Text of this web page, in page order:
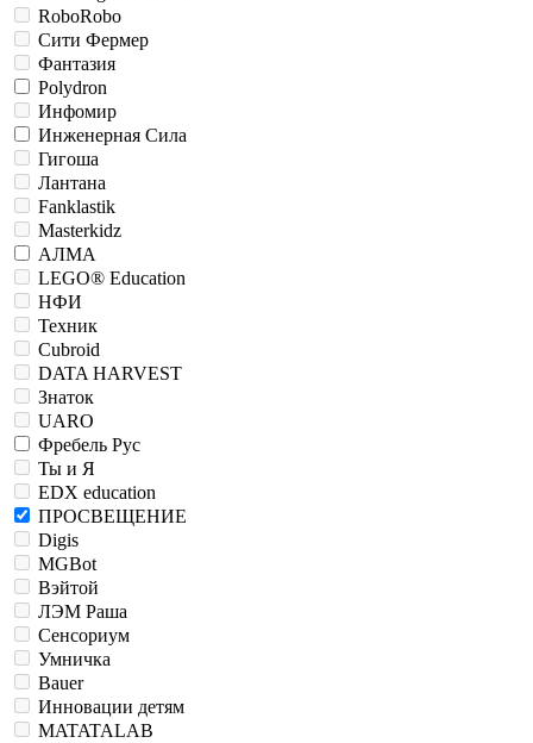
RoboRobo
Сити Фермер
Фантазия
Polydron
Инфомир
Инженерная Сила
Гигоша
Лантана
Fanklastik
Masterkidz
АЛМА
LEGO® Education
НФИ
Техник
Cubroid
DATA HARVEST
Знаток
UARO
Фребель Рус
Ты и Я
EDX education
ПРОСВЕЩЕНИЕ
Digis
MGBot
Вэйтой
ЛЭМ Раша
Сенсориум
Умничка
Bauer
Инновации детям
MATATALAB